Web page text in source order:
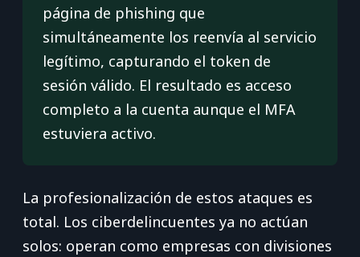
página de phishing que
simultáneamente los reenvía al servicio
legítimo, capturando el token de
sesión válido. El resultado es acceso
completo a la cuenta aunque el MFA
estuviera activo.
La profesionalización de estos ataques es
total. Los ciberdelincuentes ya no actúan
solos: operan como empresas con divisiones